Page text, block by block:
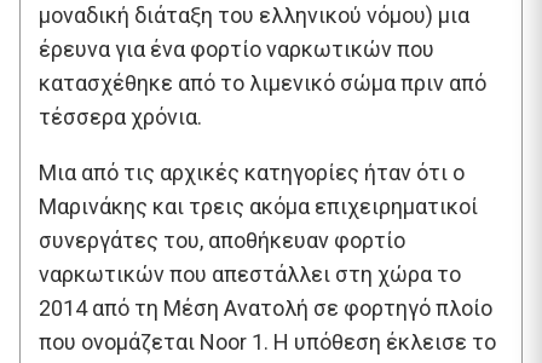
μοναδική διάταξη του ελληνικού νόμου) μια
έρευνα για ένα φορτίο ναρκωτικών που
κατασχέθηκε από το λιμενικό σώμα πριν από
τέσσερα χρόνια.
Μια από τις αρχικές κατηγορίες ήταν ότι ο
Μαρινάκης και τρεις ακόμα επιχειρηματικοί
συνεργάτες του, αποθήκευαν φορτίο
ναρκωτικών που απεστάλλει στη χώρα το
2014 από τη Μέση Ανατολή σε φορτηγό πλοίο
που ονομάζεται Noor 1. Η υπόθεση έκλεισε το